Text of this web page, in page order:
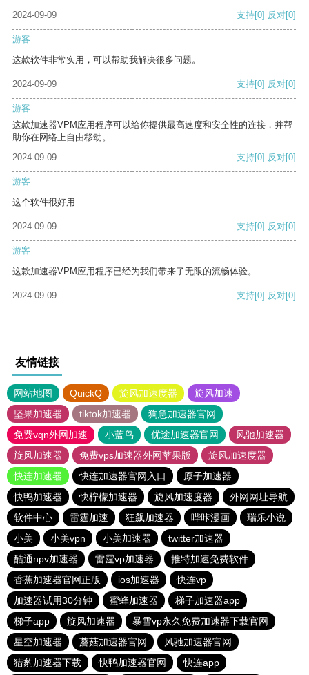
2024-09-09
支持[0] 反对[0]
游客
这款软件非常实用，可以帮助我解决很多问题。
2024-09-09 支持[0] 反对[0]
游客
这款加速器VPM应用程序可以给你提供最高速度和安全性的连接，并帮
助你在网络上自由移动。
2024-09-09
支持[0] 反对[0]
游客
这个软件很好用
2024-09-09 支持[0] 反对[0]
游客
这款加速器VPM应用程序已经为我们带来了无限的流畅体验。
2024-09-09 支持[0] 反对[0]
友情链接
网站地图 QuickQ 旋风加速度器
旋风加速
坚果加速器
tiktok加速器
狗急加速器官网
免费vqn外网加速
小蓝鸟 优途加速器官网
风驰加速器
旋风加速器
免费vps加速器外网苹果版
旋风加速度器
快连加速器
快连加速器官网入口
原子加速器
快鸭加速器
快柠檬加速器 旋风加速度器
外网网址导航
软件中心
雷霆加速 狂飙加速器 哔咔漫画
瑞乐小说
小美
小美vpn 小美加速器
twitter加速器
酷通npv加速器
雷霆vp加速器
推特加速免费软件
香蕉加速器官网正版
ios加速器
快连vp
加速器试用30分钟
蜜蜂加速器
梯子加速器app
梯子app
旋风加速器
暴雪vp永久免费加速器下载官网
星空加速器
蘑菇加速器官网
风驰加速器官网
猎豹加速器下载
快鸭加速器官网 快连app